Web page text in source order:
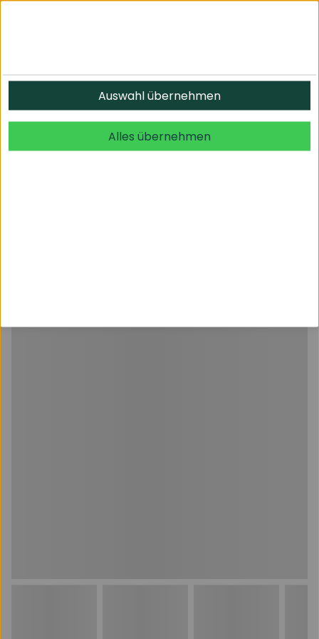
Auswahl übernehmen
Alles übernehmen